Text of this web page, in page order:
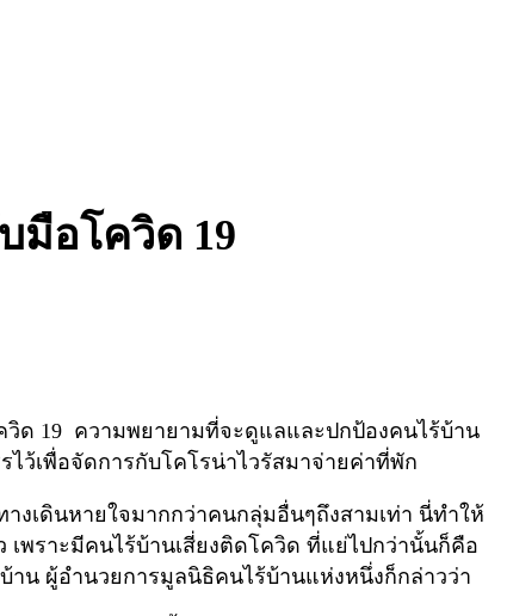
มือโควิด 19
วิด 19 ความพยายามที่จะดูแลและปกป้องคนไร้บ้าน
ไว้เพื่อจัดการกับโคโรน่าไวรัสมาจ่ายค่าที่พัก
งเดินหายใจมากกว่าคนกลุ่มอื่นๆถึงสามเท่า นี่ทำให้
พราะมีคนไร้บ้านเสี่ยงติดโควิด ที่แย่ไปกว่านั้นก็คือ
าน ผู้อำนวยการมูลนิธิคนไร้บ้านแห่งหนึ่งก็กล่าวว่า